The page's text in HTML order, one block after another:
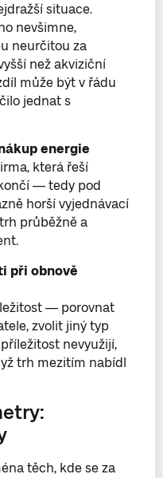
situace.
nevšimne,
neurčitou za
než akviziční
může být v řádu
jednat s
energie
která řeší
— tedy pod
horší vyjednávací
průběžně a
při obnově
— porovnat
zvolit jiný typ
nevyužijí,
trh mezitím nabídl
těch, kde se za